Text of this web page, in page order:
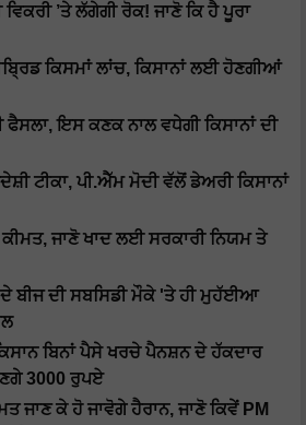
ਵਿਕਰੀ ’ਤੇ ਲੱਗੇਗੀ ਰੋਕ! ਜਾਣੋ ਕਿ ਹੈ ਪੂਰਾ
ਕਿਸਮਾਂ ਲਾਂਚ, ਕਿਸਾਨਾਂ ਲਈ ਹੋਣਗੀਆਂ
ਫੈਸਲਾ, ਇਸ ਕਣਕ ਨਾਲ ਵਧੇਗੀ ਕਿਸਾਨਾਂ ਦੀ
ਟੀਕਾ, ਪੀ.ਐੱਮ ਮੋਦੀ ਵੱਲੋਂ ਡੇਅਰੀ ਕਿਸਾਨਾਂ
ਕੀਮਤ, ਜਾਣੋ ਖਾਦ ਲਈ ਸਰਕਾਰੀ ਨਿਯਮ ਤੇ
ਦੇ ਬੀਜ ਦੀ ਸਬਸਿਡੀ ਮੌਕੇ 'ਤੇ ਹੀ ਮੁਹੱਈਆ
ਬਿਨਾਂ ਪੈਸੇ ਖਰਚੇ ਪੈਨਸ਼ਨ ਦੇ ਹੱਕਦਾਰ
3000 ਰੁਪਏ
ਜਾਣ ਕੇ ਹੋ ਜਾਵੋਗੇ ਹੈਰਾਨ, ਜਾਣੋ ਕਿਵੇਂ PM